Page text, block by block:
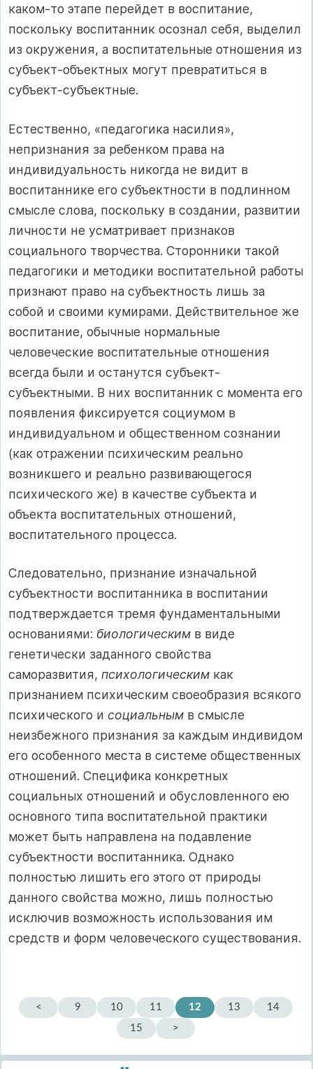
каком-то этапе перейдет в воспитание,
поскольку воспитанник осознал себя, выделил
из окружения, а воспитательные отношения из
субъект-объектных могут превратиться в
субъект-субъектные.
Естественно, «педагогика насилия»,
непризнания за ребенком права на
индивидуальность никогда не видит в
воспитаннике его субъектности в подлинном
смысле слова, поскольку в создании, развитии
личности не усматривает признаков
социального творчества. Сторонники такой
педагогики и методики воспитательной работы
признают право на субъектность лишь за
собой и своими кумирами. Действительное же
воспитание, обычные нормальные
человеческие воспитательные отношения
всегда были и останутся субъект-
субъектными. В них воспитанник с момента его
появления фиксируется социумом в
индивидуальном и общественном сознании
(как отражении психическим реально
возникшего и реально развивающегося
психического же) в качестве субъекта и
объекта воспитательных отношений,
воспитательного процесса.
Следовательно, признание изначальной
субъектности воспитанника в воспитании
подтверждается тремя фундаментальными
основаниями: биологическим в виде
генетически заданного свойства
саморазвития, психологическим как
признанием психическим своеобразия всякого
психического и социальным в смысле
неизбежного признания за каждым индивидом
его особенного места в системе общественных
отношений. Специфика конкретных
социальных отношений и обусловленного ею
основного типа воспитательной практики
может быть направлена на подавление
субъектности воспитанника. Однако
полностью лишить его этого от природы
данного свойства можно, лишь полностью
исключив возможность использования им
средств и форм человеческого существования.
< 9 10 11 12 13
14
15
>